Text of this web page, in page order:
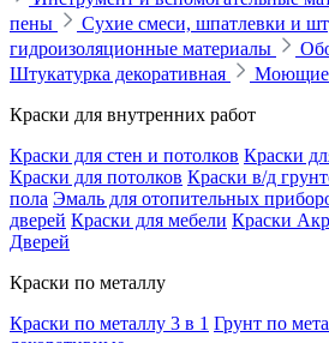
пены
Сухие смеси, шпатлевки и
гидроизоляционные материалы
Штукатурка декоративная
Моющие
Краски для внутренних работ
Краски для стен и потолков Краски
Краски для потолков Краски в/д
пола Эмаль для отопительных
дверей Краски для мебели Краски
Дверей
Краски по металлу
Краски по металлу 3 в 1 Грунт по